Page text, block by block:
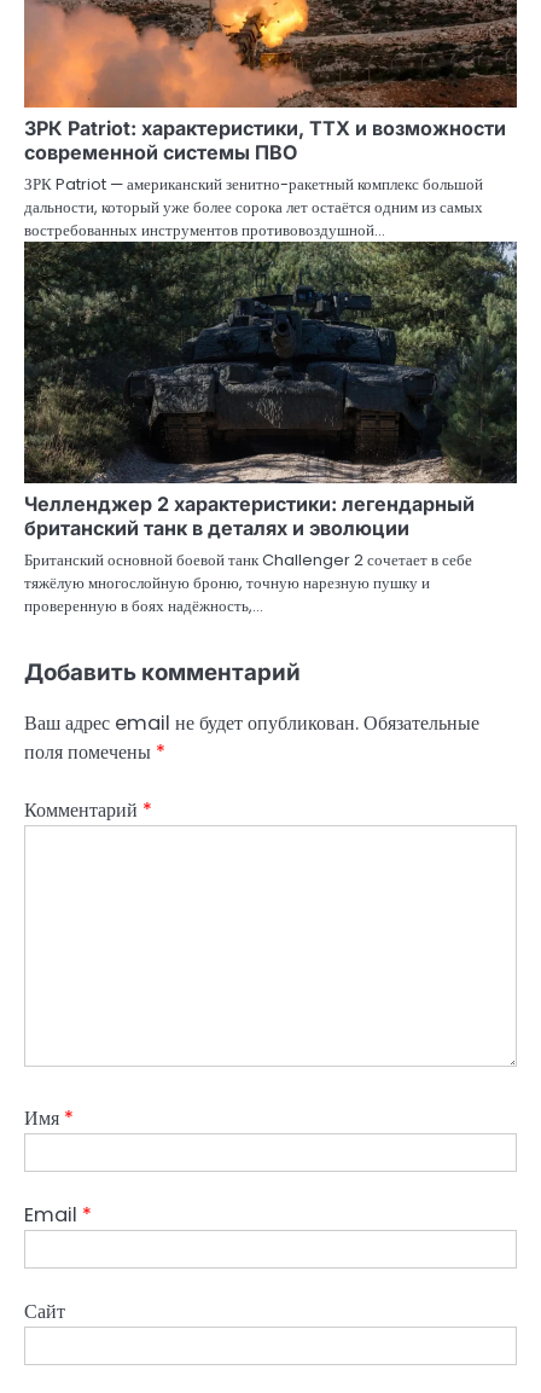
ЗРК Patriot: характеристики, ТТХ и возможности
современной системы ПВО
ЗРК Patriot — американский зенитно-ракетный комплекс большой
дальности, который уже более сорока лет остаётся одним из самых
востребованных инструментов противовоздушной…
Челленджер 2 характеристики: легендарный
британский танк в деталях и эволюции
Британский основной боевой танк Challenger 2 сочетает в себе
тяжёлую многослойную броню, точную нарезную пушку и
проверенную в боях надёжность,…
Добавить комментарий
Ваш адрес email не будет опубликован.Обязательные
поля помечены *
Комментарий *
Имя *
Email *
Сайт